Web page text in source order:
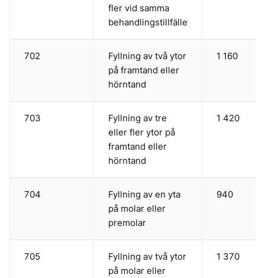
fler vid samma
behandlingstillfälle
702
Fyllning av två ytor
på framtand eller
hörntand
1 160
703
Fyllning av tre
eller fler ytor på
framtand eller
hörntand
1 420
704
Fyllning av en yta
på molar eller
premolar
940
705
Fyllning av två ytor
på molar eller
1 370